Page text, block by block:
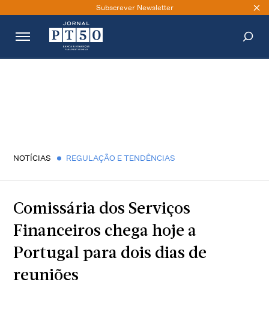
Subscrever Newsletter
NOTÍCIAS REGULAÇÃO E TENDÊNCIAS
Comissária dos Serviços
Financeiros chega hoje a
Portugal para dois dias de
reuniões